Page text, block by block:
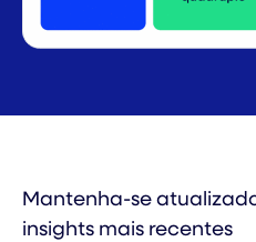
Mantenha-se
insights mais recentes